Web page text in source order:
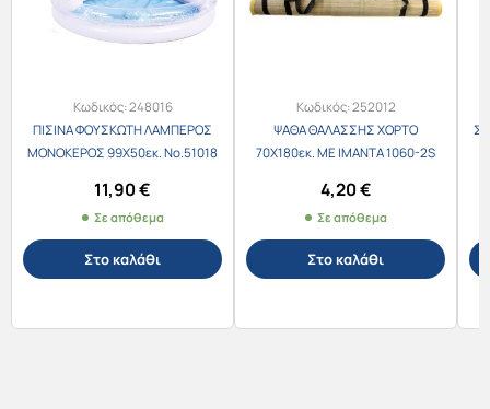
Κωδικός:248016
ΠΙΣΙΝΑ ΦΟΥΣΚΩΤΗ ΛΑΜΠΕΡΟΣ
ΜΟΝΟΚΕΡΟΣ 99X50εκ. Νο.51018
11,90€
Σε απόθεμα
Στο καλάθι
Κωδικός:252012
ΨΑΘΑ ΘΑΛΑΣΣΗΣ ΧΟΡΤΟ
70Χ180εκ. ΜΕ ΙΜΑΝΤΑ 1060-2S
4,20€
Σε απόθεμα
Στο καλάθι